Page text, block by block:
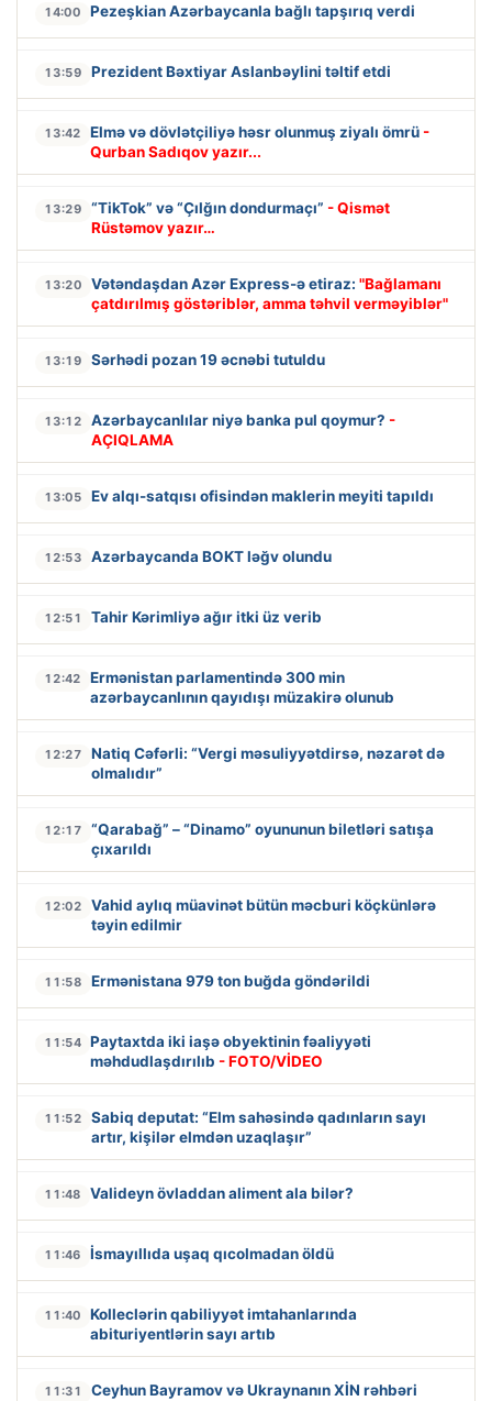
14:00 Pezeşkian Azərbaycanla bağlı tapşırıq verdi
13:59 Prezident Bəxtiyar Aslanbəylini təltif etdi
13:42 Elmə və dövlətçiliyə həsr olunmuş ziyalı ömrü -
Qurban Sadıqov yazır...
13:29 “TikTok” və “Çılğın dondurmaçı” - Qismət
Rüstəmov yazır…
13:20 Vətəndaşdan Azər Express-ə etiraz: "Bağlamanı
çatdırılmış göstəriblər, amma təhvil verməyiblər"
13:19 Sərhədi pozan 19 əcnəbi tutuldu
13:12 Azərbaycanlılar niyə banka pul qoymur? -
AÇIQLAMA
13:05 Ev alqı-satqısı ofisindən maklerin meyiti tapıldı
12:53 Azərbaycanda BOKT ləğv olundu
12:51 Tahir Kərimliyə ağır itki üz verib
12:42
Ermənistan parlamentində 300 min
azərbaycanlının qayıdışı müzakirə olunub
12:27
Natiq Cəfərli: “Vergi məsuliyyətdirsə, nəzarət də
olmalıdır”
12:17
“Qarabağ” – “Dinamo” oyununun biletləri satışa
çıxarıldı
12:02
Vahid aylıq müavinət bütün məcburi köçkünlərə
təyin edilmir
11:58 Ermənistana 979 ton buğda göndərildi
11:54 Paytaxtda iki iaşə obyektinin fəaliyyəti
məhdudlaşdırılıb - FOTO/VİDEO
11:52
Sabiq deputat: “Elm sahəsində qadınların sayı
artır, kişilər elmdən uzaqlaşır”
11:48 Valideyn övladdan aliment ala bilər?
11:46 İsmayıllıda uşaq qıcolmadan öldü
11:40
Kolleclərin qabiliyyət imtahanlarında
abituriyentlərin sayı artıb
11:31 Ceyhun Bayramov və Ukraynanın XİN rəhbəri